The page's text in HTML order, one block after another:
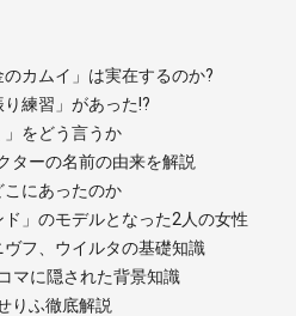
カムイ」は実在するのか?
練習」があった!?
」をどう言うか
ターの名前の由来を解説
こにあったのか
」のモデルとなった2人の女性
ヴフ、ウイルタの基礎知識
マに隠された背景知識
りふ徹底解説